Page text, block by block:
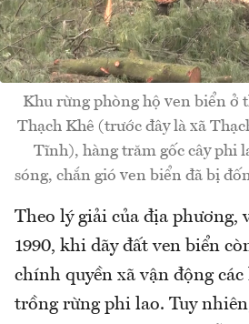
Khu rừng phòng hộ ven biển ở
Thạch Khê (trước đây là xã
Tĩnh), hàng trăm gốc cây phi
sóng, chắn gió ven biển đã bị
Theo lý giải của địa phương,
1990, khi dãy đất ven biển
chính quyền xã vận động
trồng rừng phi lao. Tuy